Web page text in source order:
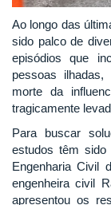
Ao longo das
sido palco de
episódios que
pessoas
morte da
tragicamente
Para buscar
estudos têm sido
Engenharia Civil
engenheira civil
apresentou os